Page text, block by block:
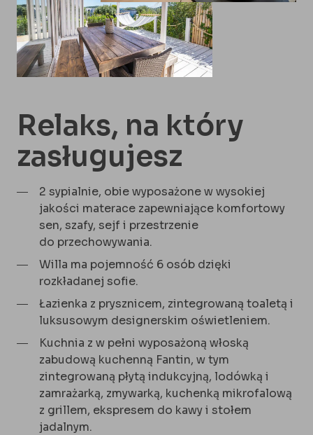
Relaks, na który
zasługujesz
2 sypialnie, obie wyposażone w wysokiej
jakości materace zapewniające komfortowy
sen, szafy, sejf i przestrzenie
do przechowywania.
Willa ma pojemność 6 osób dzięki
rozkładanej sofie.
Łazienka z prysznicem, zintegrowaną toaletą i
luksusowym designerskim oświetleniem.
Kuchnia z w pełni wyposażoną włoską
zabudową kuchenną Fantin, w tym
zintegrowaną płytą indukcyjną, lodówką i
zamrażarką, zmywarką, kuchenką mikrofalową
z grillem, ekspresem do kawy i stołem
jadalnym.